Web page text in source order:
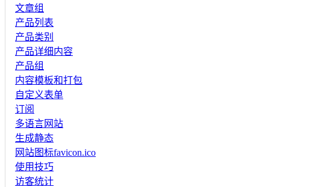
文章组
产品列表
产品类别
产品详细内容
产品组
内容模板和打包
自定义表单
订阅
多语言网站
生成静态
网站图标favicon.ico
使用技巧
访客统计